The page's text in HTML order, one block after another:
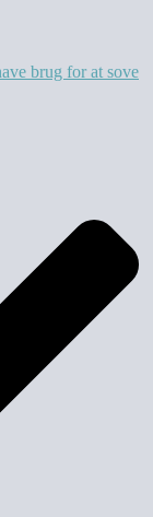
brug for at sove